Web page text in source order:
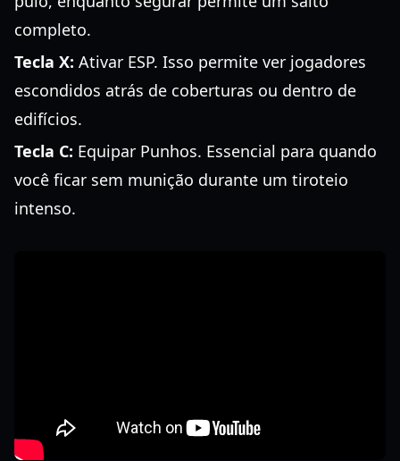
completo.
Tecla X: Ativar ESP. Isso permite ver jogadores
escondidos atrás de coberturas ou dentro de
edifícios.
Tecla C: Equipar Punhos. Essencial para quando
você ficar sem munição durante um tiroteio
intenso.